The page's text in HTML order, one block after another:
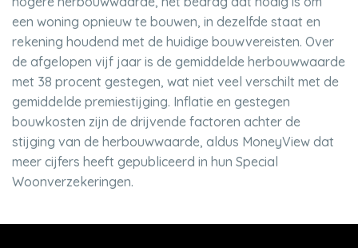
een woning opnieuw te bouwen, in dezelfde staat en
rekening houdend met de huidige bouwvereisten. Over
de afgelopen vijf jaar is de gemiddelde herbouwwaarde
met 38 procent gestegen, wat niet veel verschilt met de
gemiddelde premiestijging. Inflatie en gestegen
bouwkosten zijn de drijvende factoren achter de
stijging van de herbouwwaarde, aldus MoneyView dat
meer cijfers heeft gepubliceerd in hun Special
Woonverzekeringen.